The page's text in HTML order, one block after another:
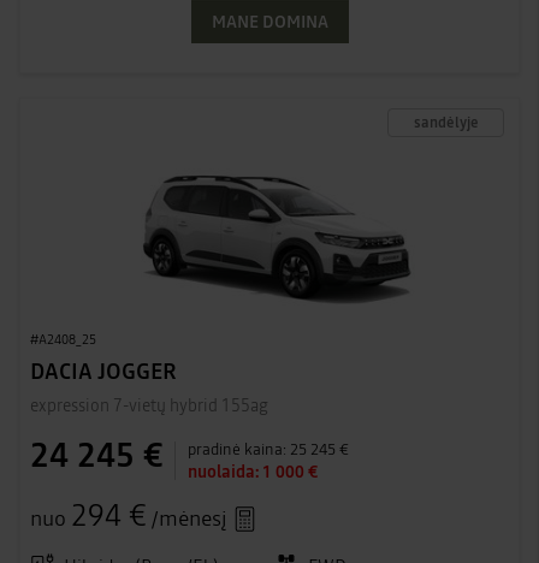
MANE DOMINA
sandėlyje
#A2408_25
DACIA JOGGER
expression 7-vietų hybrid 155ag
24 245 € pradinė kaina: 25 245 €
nuolaida: 1 000 €
nuo 294 € /mėnesį